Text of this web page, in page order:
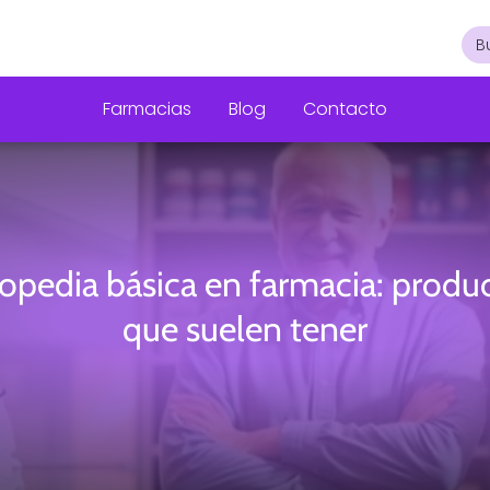
Farmacias Blog Contacto
básica en farmacia:
que suelen tener